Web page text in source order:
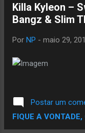
Killa Kyleon –
Bangz & Slim
Por NP - maio 29,
Postar um
FIQUE A VONTADE,